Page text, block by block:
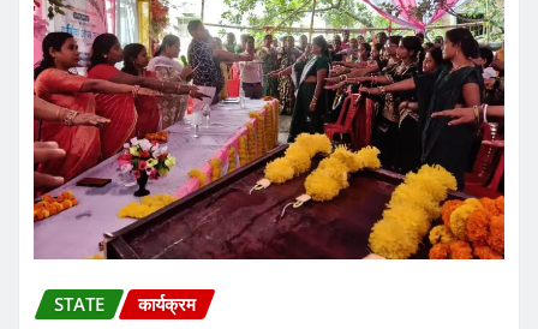
STATE कार्यक्रम